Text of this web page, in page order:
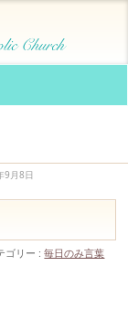
9月8日
ゴリー :毎日のみ言葉